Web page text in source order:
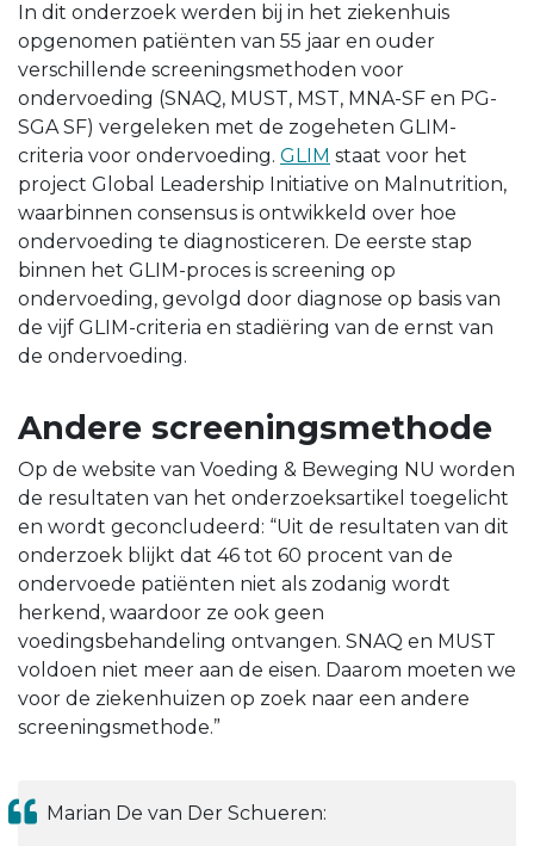
In dit onderzoek werden bij in het ziekenhuis
opgenomen patiënten van 55 jaar en ouder
verschillende screeningsmethoden voor
ondervoeding (SNAQ, MUST, MST, MNA-SF en PG-
SGA SF) vergeleken met de zogeheten GLIM-
criteria voor ondervoeding. GLIM staat voor het
project Global Leadership Initiative on Malnutrition,
waarbinnen consensus is ontwikkeld over hoe
ondervoeding te diagnosticeren. De eerste stap
binnen het GLIM-proces is screening op
ondervoeding, gevolgd door diagnose op basis van
de vijf GLIM-criteria en stadiëring van de ernst van
de ondervoeding.
Andere screeningsmethode
Op de website van Voeding & Beweging NU worden
de resultaten van het onderzoeksartikel toegelicht
en wordt geconcludeerd: “Uit de resultaten van dit
onderzoek blijkt dat 46 tot 60 procent van de
ondervoede patiënten niet als zodanig wordt
herkend, waardoor ze ook geen
voedingsbehandeling ontvangen. SNAQ en MUST
voldoen niet meer aan de eisen. Daarom moeten we
voor de ziekenhuizen op zoek naar een andere
screeningsmethode.”
Marian De van Der Schueren: